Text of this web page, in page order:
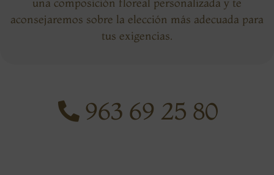
aconsejaremos sobre la elección más adecuada para
tus exigencias.
963 69 25 80